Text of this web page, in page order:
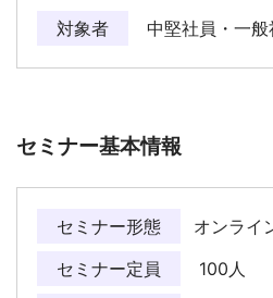
対象者
中堅社員・一
セミナー基本情報
セミナー形態
オンライ
セミナー定員
100人